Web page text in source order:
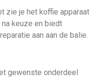
zie je het koffie apparaat
keuze en biedt
aan aan de balie.
gewenste onderdeel